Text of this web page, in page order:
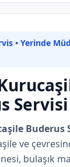
• Yerinde
Servisi
Buderus
ve
bulaşık